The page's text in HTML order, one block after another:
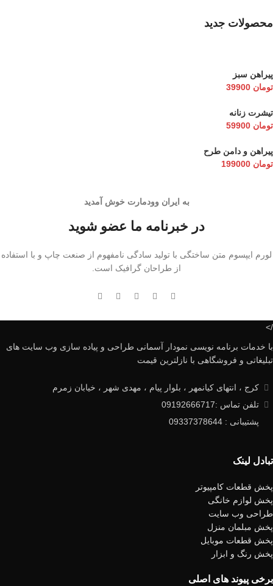
محصولات جدید
پیراهن سبز
تومان
تیشرت زنانه
تومان
پیراهن و دامن طرح
تومان
به ایران وودمارت خوش آمدید
در خبرنامه ما عضو شوید
لورم ایپسوم متن ساختگی با تولید سادگی نامفهوم از صنعت چاپ و با استفاده
از طراحان گرافیک است.
/>
با خدمات برنامه نویسی نمودار آسمانی طراحی و پیاده سازی وب سایت های
تبلیغاتی و فروشگاهی با نازلترین قیمت
کرج ، انتهای کیانمهر ، بلوار پیام ، مهدی شهر ، خیابان زمرم
تلفن تماس :09192666717
پشتیبانی : 09337378644
تبادل لینک
پخش قطعات کامپیوتر
پخش لوازم خانگی
طراحی وب سایت
پخش مبلمان منزل
پخش قطعات موبایل
پخش رنگ و ابزار
برخی پیوند های اصلی